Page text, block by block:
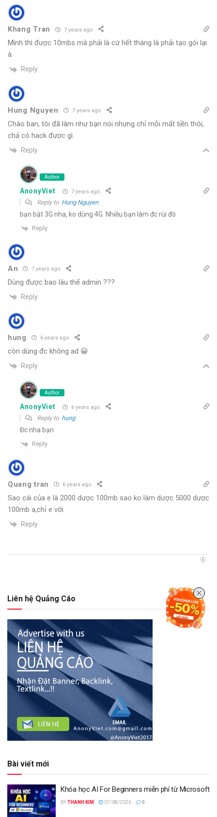
Khang Tran 7 years ago
Mình thì được 10mbs mà phải là cứ hết tháng là phải tạo gói lại
à
Reply
Hung Nguyen 7 years ago
Chào ban, tôi đã làm như bạn nói nhưng chỉ mỗi mất tiền thôi,
chả có hack được gì.
Reply
Author
AnonyViet 7 years ago
Reply to Hung Nguyen
bạn bật 3G nha, ko dùng 4G. Nhiều bạn làm đc rùi đó
Reply
An 7 years ago
Dùng được bao lâu thế admin ???
Reply
hung 6 years ago
còn dùng đc không ad 😀
Reply
Author
AnonyViet 6 years ago
Reply to hung
Đc nha bạn
Reply
Quang tran 6 years ago
Sao cái của e là 2000 dược 100mb sao ko làm dược 5000 dược
100mb a,chỉ e với
Reply
Liên hệ Quảng Cáo
Bài viết mới
Khóa học AI For Beginners miễn phí từ Microsoft
BYTHANH KIM 07/08/2026 0